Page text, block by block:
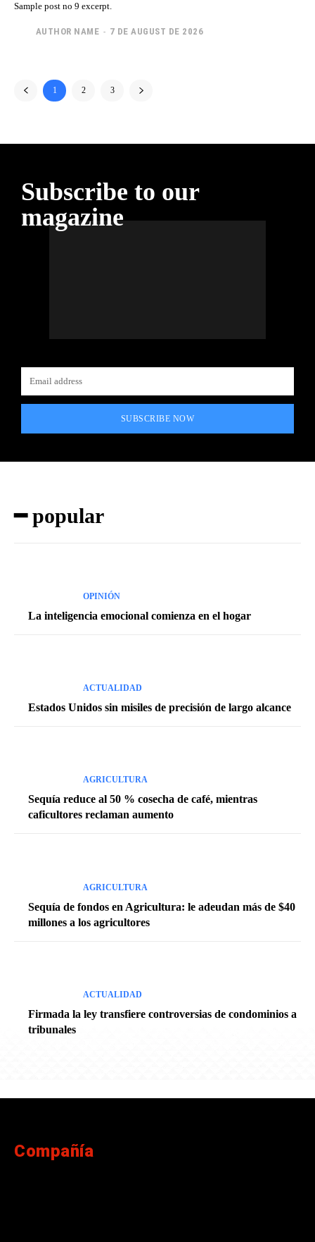
Sample post no 9 excerpt.
AUTHOR NAME - 7 DE AUGUST DE 2026
1 2 3
Subscribe to our
magazine
SUBSCRIBE NOW
━ popular
OPINIÓN
La inteligencia emocional comienza en el hogar
ACTUALIDAD
Estados Unidos sin misiles de precisión de largo alcance
AGRICULTURA
Sequía reduce al 50 % cosecha de café, mientras
caficultores reclaman aumento
AGRICULTURA
Sequía de fondos en Agricultura: le adeudan más de $40
millones a los agricultores
ACTUALIDAD
Firmada la ley transfiere controversias de condominios a
tribunales
Compañía